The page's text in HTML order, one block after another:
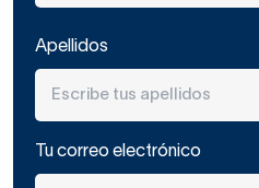
hora de crear espacios de
Para ello,Glassinox calcula
Apellidos
Tu correo electrónico